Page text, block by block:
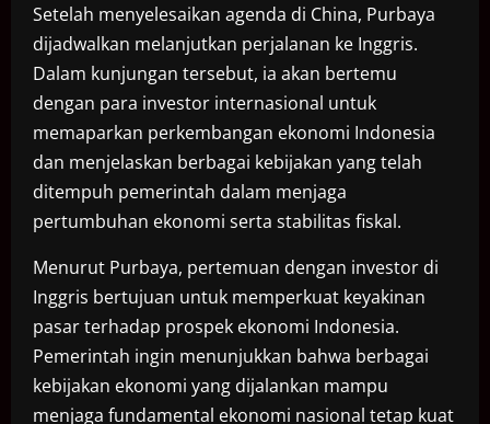
Setelah menyelesaikan agenda di China, Purbaya
dijadwalkan melanjutkan perjalanan ke Inggris.
Dalam kunjungan tersebut, ia akan bertemu
dengan para investor internasional untuk
memaparkan perkembangan ekonomi Indonesia
dan menjelaskan berbagai kebijakan yang telah
ditempuh pemerintah dalam menjaga
pertumbuhan ekonomi serta stabilitas fiskal.
Menurut Purbaya, pertemuan dengan investor di
Inggris bertujuan untuk memperkuat keyakinan
pasar terhadap prospek ekonomi Indonesia.
Pemerintah ingin menunjukkan bahwa berbagai
kebijakan ekonomi yang dijalankan mampu
menjaga fundamental ekonomi nasional tetap kuat